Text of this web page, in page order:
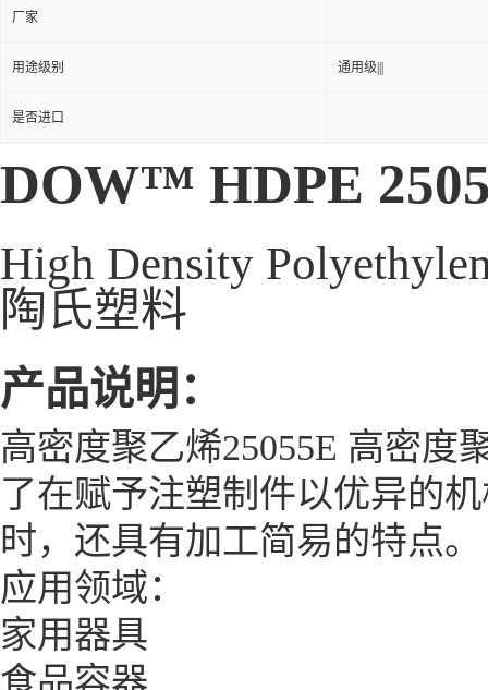
厂家
用途级别 通用级|||
是否进口
DOW™ HDPE
High Density
陶氏塑料
产品说明：
高密度聚乙烯25055E 高密度
了在赋予注塑制件以优异的
时，还具有加工简易的特点。
应用领域：
家用器具
食品容器